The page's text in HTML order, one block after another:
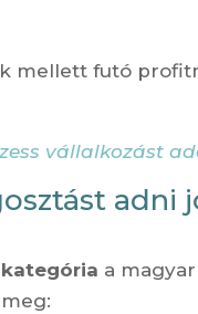
mellett futó
vállalkozást
adni
a